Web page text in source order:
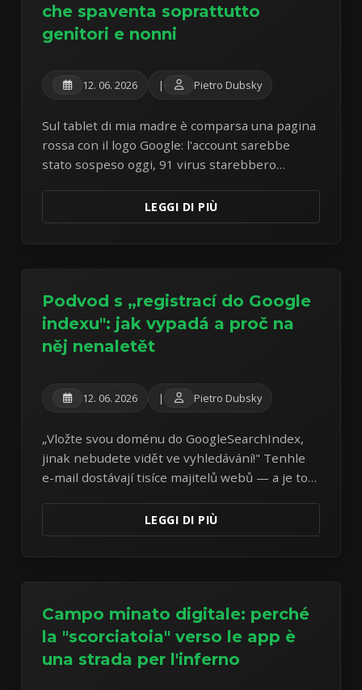
che spaventa soprattutto
genitori e nonni
12. 06. 2026 | Pietro Dubsky
Sul tablet di mia madre è comparsa una pagina
rossa con il logo Google: l'account sarebbe
stato sospeso oggi, 91 virus starebbero
gratuita». Il tablet era perfettamente sano —
l'intero attacco era la pagina stessa. La
dissezione di un esemplare da manuale di
LEGGI DI PIÙ
Podvod s „registrací do Google
indexu": jak vypadá a proč na
něj nenaletět
12. 06. 2026 | Pietro Dubsky
„Vložte svou doménu do GoogleSearchIndex,
jinak nebudete vidět ve vyhledávání!" Tenhle
e-mail dostávají tisíce majitelů webů — a je to
vzorek z vlastní schránky.
LEGGI DI PIÙ
Campo minato digitale: perché
la "scorciatoia" verso le app è
una strada per l'inferno